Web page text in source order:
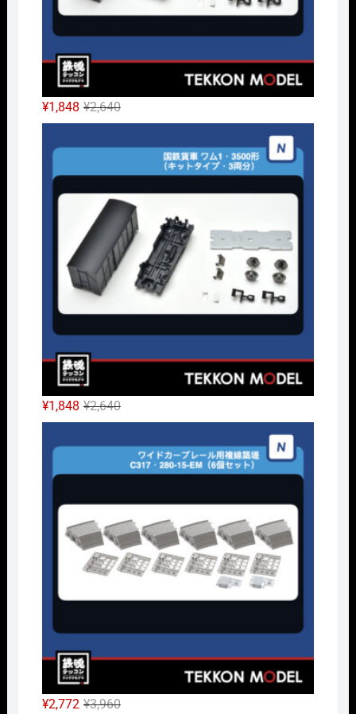
¥2,640元
の
価
¥2,640
で
し
た。
¥1,848
現
在
の
は
¥1,848
で
す。
¥2,640元
の
価
格
¥2,640
で
し
た。
¥1,848
現
在
の
価
は
¥1,848
で
す。
¥3,960元
¥2,772
現